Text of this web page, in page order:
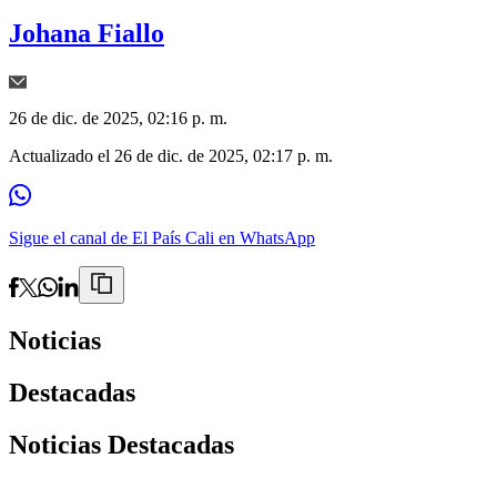
Johana Fiallo
26 de dic. de 2025, 02:16 p. m.
Actualizado el 26 de dic. de 2025, 02:17 p. m.
Sigue el canal de El País Cali en WhatsApp
Noticias
Destacadas
Noticias Destacadas